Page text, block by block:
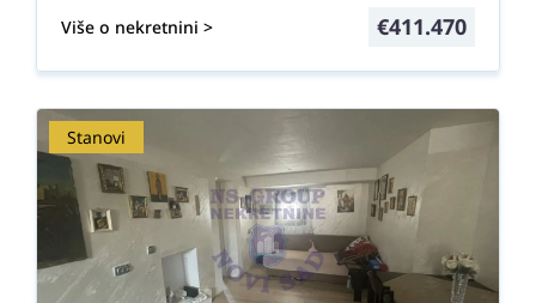
Više o nekretnini > €411.470
Stanovi